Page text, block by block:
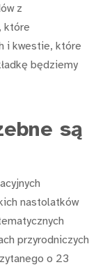
z
które
i kwestie, które
będziemy
są
nastolatków
przyrodniczych
o 23